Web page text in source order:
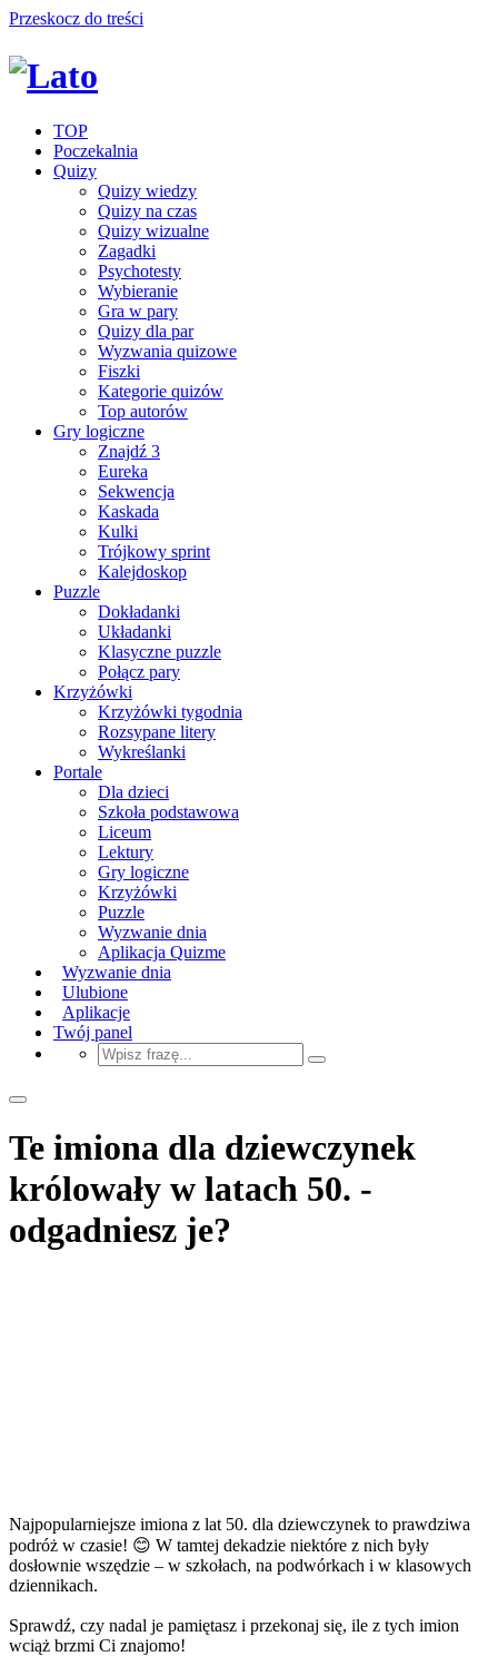
Przeskocz do treści
TOP
Poczekalnia
Quizy
Quizy wiedzy
Quizy na czas
Quizy wizualne
Zagadki
Psychotesty
Wybieranie
Gra w pary
Quizy dla par
Wyzwania quizowe
Fiszki
Kategorie quizów
Top autorów
Gry logiczne
Znajdź 3
Eureka
Sekwencja
Kaskada
Kulki
Trójkowy sprint
Kalejdoskop
Puzzle
Dokładanki
Układanki
Klasyczne puzzle
Połącz pary
Krzyżówki
Krzyżówki tygodnia
Rozsypane litery
Wykreślanki
Portale
Dla dzieci
Szkoła podstawowa
Liceum
Lektury
Gry logiczne
Krzyżówki
Puzzle
Wyzwanie dnia
Aplikacja Quizme
Wyzwanie dnia
Ulubione
Aplikacje
Twój panel
Te imiona dla dziewczynek
królowały w latach 50. -
odgadniesz je?
Najpopularniejsze imiona z lat 50. dla dziewczynek to prawdziwa
podróż w czasie! 😊 W tamtej dekadzie niektóre z nich były
dosłownie wszędzie – w szkołach, na podwórkach i w klasowych
dziennikach.
Sprawdź, czy nadal je pamiętasz i przekonaj się, ile z tych imion
wciąż brzmi Ci znajomo!